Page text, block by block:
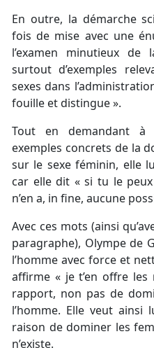
En outre, la démarche
fois de mise avec une
l’examen minutieux
surtout d’exemples
sexes dans
fouille et distingue ».
Tout en demandant à
exemples concrets de la
sur le sexe féminin, elle
car elle dit « si tu le
n’en a, in fine, aucune
Avec ces mots (ainsi
paragraphe), Olympe de
l’homme avec force et
affirme « je t’en offre
rapport, non pas de
l’homme. Elle veut ainsi
raison de dominer les
n’existe.